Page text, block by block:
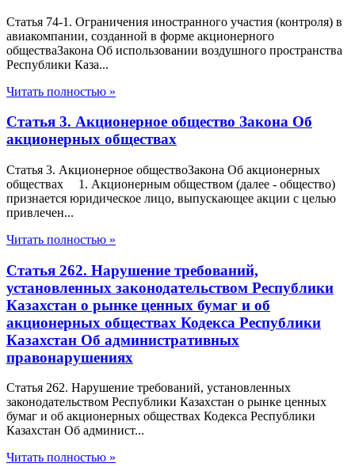
Статья 74-1. Ограничения иностранного участия (контроля) в
авиакомпании, созданной в форме акционерного
обществаЗакона Об использовании воздушного пространства
Республики Каза...
Читать полностью »
Статья 3. Акционерное общество Закона Об
акционерных обществах
Статья 3. Акционерное обществоЗакона Об акционерных
обществах 1. Акционерным обществом (далее - общество)
признается юридическое лицо, выпускающее акции с целью
привлечен...
Читать полностью »
Статья 262. Нарушение требований,
установленных законодательством Республики
Казахстан о рынке ценных бумаг и об
акционерных обществах Кодекса Республики
Казахстан Об административных
правонарушениях
Статья 262. Нарушение требований, установленных
законодательством Республики Казахстан о рынке ценных
бумаг и об акционерных обществах Кодекса Республики
Казахстан Об админист...
Читать полностью »